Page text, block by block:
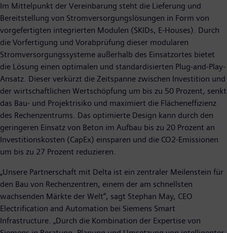
Im Mittelpunkt der Vereinbarung steht die Lieferung und
Bereitstellung von Stromversorgungslösungen in Form von
vorgefertigten integrierten Modulen (SKIDs, E-Houses). Durch
die Vorfertigung und Vorabprüfung dieser modularen
Stromversorgungssysteme außerhalb des Einsatzortes bietet
die Lösung einen optimalen und standardisierten Plug-and-Play-
Ansatz. Dieser verkürzt die Zeitspanne zwischen Investition und
der wirtschaftlichen Wertschöpfung um bis zu 50 Prozent, senkt
das Bau- und Projektrisiko und maximiert die Flächeneffizienz
des Rechenzentrums. Das optimierte Design kann durch den
geringeren Einsatz von Beton im Aufbau bis zu 20 Prozent an
Investitionskosten (CapEx) einsparen und die CO2-Emissionen
um bis zu 27 Prozent reduzieren.
„Unsere Partnerschaft mit Delta ist ein zentraler Meilenstein für
den Bau von Rechenzentren, einem der am schnellsten
wachsenden Märkte der Welt“, sagt Stephan May, CEO
Electrification and Automation bei Siemens Smart
Infrastructure. „Durch die Kombination der Expertise von